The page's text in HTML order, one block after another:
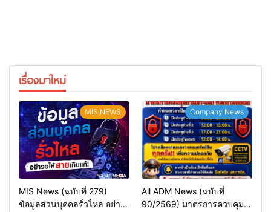
เรื่องมาใหม่
MIS NEWS
MIS News (ฉบับที่ 279)
ข้อมูลส่วนบุคคลรั่วไหล อย่า
Company News
All ADM News (ฉบับที่
90/2569) มาตรการควบคุม